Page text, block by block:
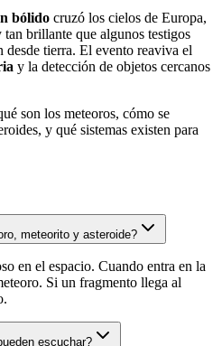
bólido cruzó los cielos de Europa,
brillante que algunos testigos
desde tierra. El evento reaviva el
y la detección de objetos cercanos
son los meteoros, cómo se
y qué sistemas existen para
meteorito y asteroide?
en el espacio. Cuando entra en la
Si un fragmento llega al
escuchar?